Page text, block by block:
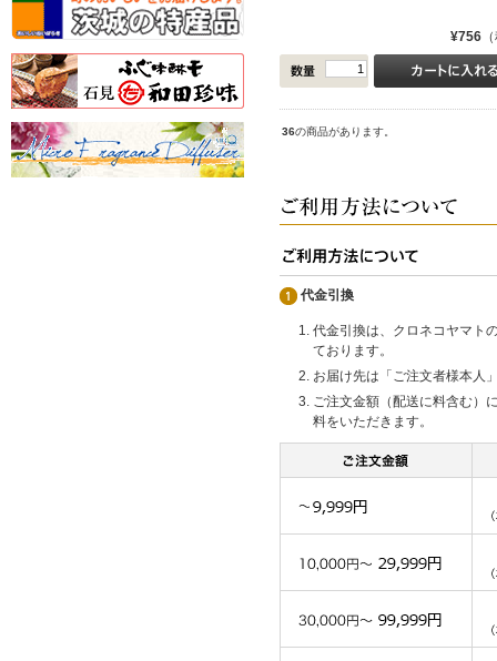
¥756
36の商品があります。
代金引換
代金引換は、クロネコヤマト
ております。
お届け先は「ご注文者様本人
ご注文金額（配送に料含む）
料をいただきます。